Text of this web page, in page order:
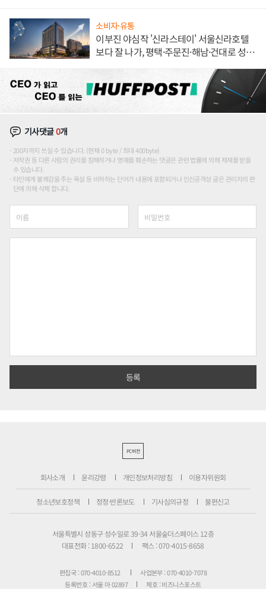
소비자·유통
이부진 야심작 '신라스테이' 서울신라호텔
보다 잘 나가, 평택·주문진·해남·건대로 성
기사댓글0개
200자까지 쓰실 수 있습니다. (현재 0 byte / 최대 400byte)
저작권 등 다른 사람의 권리를 침해하거나 명예를 훼손하는 댓글은 관련 법률에 의해 제재를 받을
수 있습니다.
타인에게 불쾌감을 주는 욕설 등 비하하는 단어가 내용에 포함되거나 인신공격성 글은 관리자의 판
단에 의해 삭제 합니다.
PC버전
회사소개 윤리강령 개인정보처리방침 이용자위원회
청소년보호정책 정정·반론보도 기사심의규정 불편신고
서울특별시 성동구 성수일로 39-34 서울숲더스페이스 12층
대표전화 : 1800-6522
팩스 : 070-4015-8658
편집국 : 070-4010-8512
사업본부 : 070-4010-7078
등록번호 : 서울 아 02897
제호 : 비즈니스포스트